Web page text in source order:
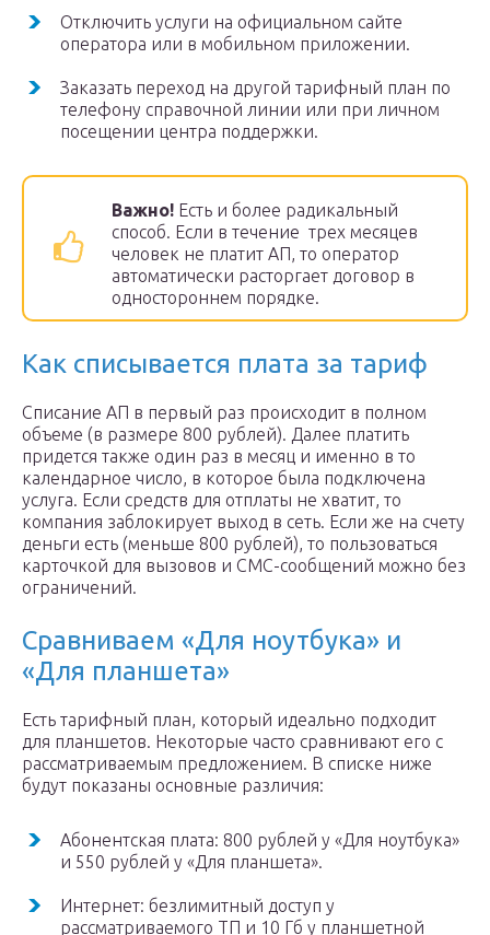
Отключить услуги на официальном сайте
оператора или в мобильном приложении.
Заказать переход на другой тарифный план по
телефону справочной линии или при личном
посещении центра поддержки.
Важно! Есть и более радикальный
способ. Если в течение трех месяцев
человек не платит АП, то оператор
автоматически расторгает договор в
одностороннем порядке.
Как списывается плата за тариф
Списание АП в первый раз происходит в полном
объеме (в размере 800 рублей). Далее платить
придется также один раз в месяц и именно в то
календарное число, в которое была подключена
услуга. Если средств для отплаты не хватит, то
компания заблокирует выход в сеть. Если же на счету
деньги есть (меньше 800 рублей), то пользоваться
карточкой для вызовов и СМС-сообщений можно без
ограничений.
Сравниваем «Для ноутбука» и
«Для планшета»
Есть тарифный план, который идеально подходит
для планшетов. Некоторые часто сравнивают его с
рассматриваемым предложением. В списке ниже
будут показаны основные различия:
Абонентская плата: 800 рублей у «Для ноутбука»
и 550 рублей у «Для планшета».
Интернет: безлимитный доступ у
рассматриваемого ТП и 10 Гб у планшетной